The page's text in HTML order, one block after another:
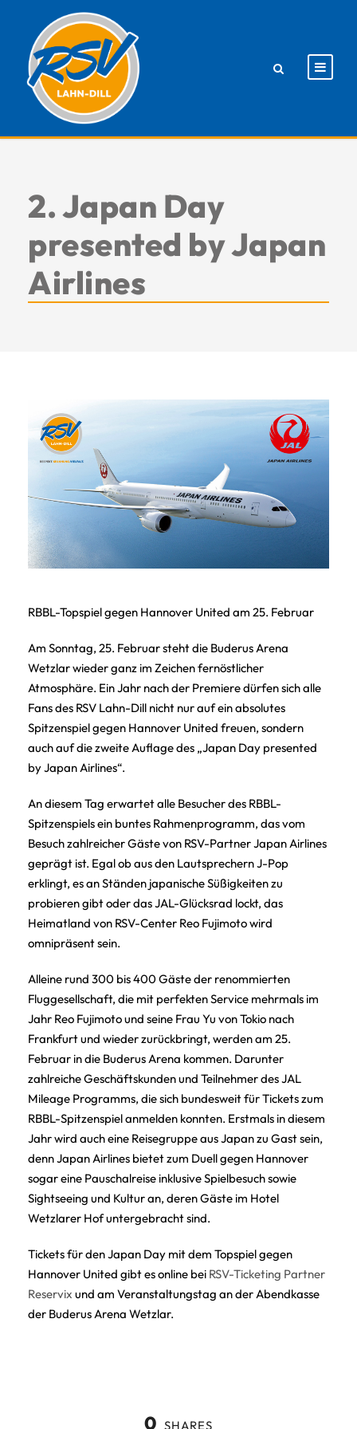
2. Japan Day
presented by Japan
Airlines
RBBL-Topspiel gegen Hannover United am 25. Februar
Am Sonntag, 25. Februar steht die Buderus Arena
Wetzlar wieder ganz im Zeichen fernöstlicher
Atmosphäre. Ein Jahr nach der Premiere dürfen sich alle
Fans des RSV Lahn-Dill nicht nur auf ein absolutes
Spitzenspiel gegen Hannover United freuen, sondern
auch auf die zweite Auflage des „Japan Day presented
by Japan Airlines“.
An diesem Tag erwartet alle Besucher des RBBL-
Spitzenspiels ein buntes Rahmenprogramm, das vom
Besuch zahlreicher Gäste von RSV-Partner Japan Airlines
geprägt ist. Egal ob aus den Lautsprechern J-Pop
erklingt, es an Ständen japanische Süßigkeiten zu
probieren gibt oder das JAL-Glücksrad lockt, das
Heimatland von RSV-Center Reo Fujimoto wird
omnipräsent sein.
Alleine rund 300 bis 400 Gäste der renommierten
Fluggesellschaft, die mit perfekten Service mehrmals im
Jahr Reo Fujimoto und seine Frau Yu von Tokio nach
Frankfurt und wieder zurückbringt, werden am 25.
Februar in die Buderus Arena kommen. Darunter
zahlreiche Geschäftskunden und Teilnehmer des JAL
Mileage Programms, die sich bundesweit für Tickets zum
RBBL-Spitzenspiel anmelden konnten. Erstmals in diesem
Jahr wird auch eine Reisegruppe aus Japan zu Gast sein,
denn Japan Airlines bietet zum Duell gegen Hannover
sogar eine Pauschalreise inklusive Spielbesuch sowie
Sightseeing und Kultur an, deren Gäste im Hotel
Wetzlarer Hof untergebracht sind.
Tickets für den Japan Day mit dem Topspiel gegen
Hannover United gibt es online bei RSV-Ticketing Partner
Reservix und am Veranstaltungstag an der Abendkasse
der Buderus Arena Wetzlar.
0 SHARES